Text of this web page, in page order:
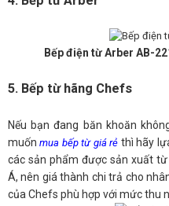
Bếp điện từ Arber AB-
5. Bếp từ hãng Chefs
Nếu bạn đang băn khoăn
muốnmua bếp từ giá rẻ thì hãy
các sản phẩm được sản xuất
Á, nên giá thành chi trả cho
của Chefs phù hợp với mức thu